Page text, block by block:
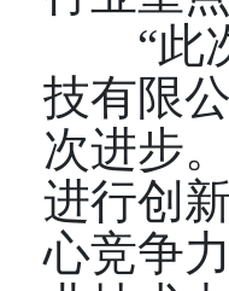
“此次
技有限
次进步
进行创
心竞争